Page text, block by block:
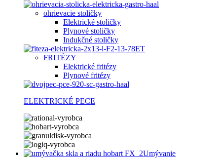
ohrievacie stoličky
Elektrické stoličky
Plynové stoličky
Indukčné stoličky
FRITÉZY
Elektrické fritézy
Plynové fritézy
ELEKTRICKÉ PECE
Umývanie